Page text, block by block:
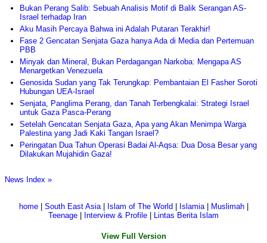
Bukan Perang Salib: Sebuah Analisis Motif di Balik Serangan AS-
Israel terhadap Iran
Aku Masih Percaya Bahwa ini Adalah Putaran Terakhir!
Fase 2 Gencatan Senjata Gaza hanya Ada di Media dan Pertemuan
PBB
Minyak dan Mineral, Bukan Perdagangan Narkoba: Mengapa AS
Menargetkan Venezuela
Genosida Sudan yang Tak Terungkap: Pembantaian El Fasher Soroti
Hubungan UEA-Israel
Senjata, Panglima Perang, dan Tanah Terbengkalai: Strategi Israel
untuk Gaza Pasca-Perang
Setelah Gencatan Senjata Gaza, Apa yang Akan Menimpa Warga
Palestina yang Jadi Kaki Tangan Israel?
Peringatan Dua Tahun Operasi Badai Al-Aqsa: Dua Dosa Besar yang
Dilakukan Mujahidin Gaza!
News Index »
home| South East Asia| Islam of The World Islamia| Muslimah|
Teenage
Interview & Profile Lintas Berita Islam
View Full Version